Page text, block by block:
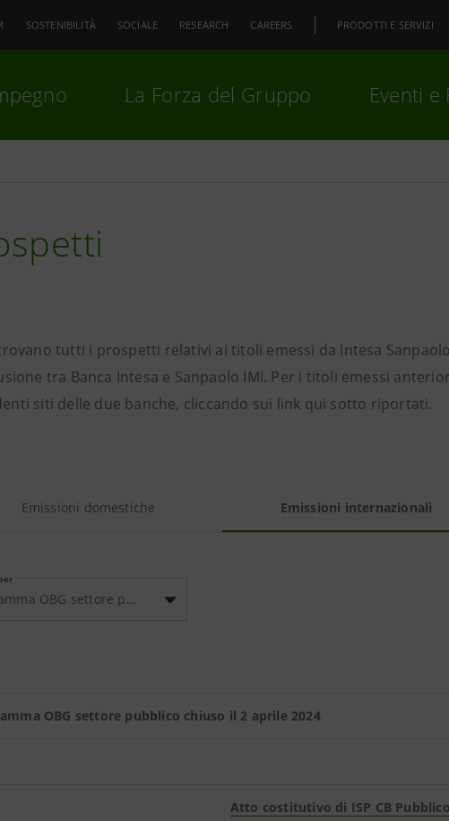
SOSTENIBILITÀ SOCIALE RESEARCH CAREERS PRODOTTI E SERVIZI
La Forza del Gruppo Eventi e
tutti i prospetti relativi ai titoli emessi da Intesa
tra Banca Intesa e Sanpaolo IMI. Per i titoli emessi
siti delle due banche, cliccando sui link qui sotto riportati.
Emissioni domestiche Emissioni internazionali
Programma OBG settore pubblico
OBG settore pubblico chiuso il 2 aprile 2024
Atto costitutivo di ISP CB